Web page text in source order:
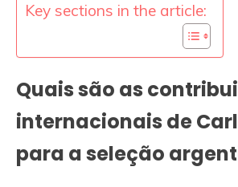
Key sections in the article:
Quais são as
internacionais de
para a seleção